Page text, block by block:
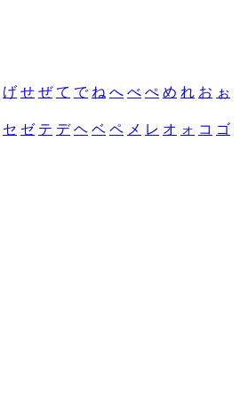
げ せ ぜ て で ね へ べ ぺ め れ お ぉ
セ ゼ テ デ ヘ ベ ペ メ レ オ ォ コ ゴ